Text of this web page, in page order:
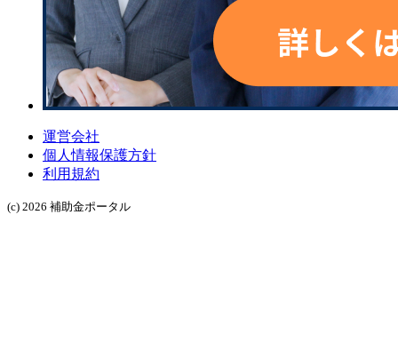
運営会社
個人情報保護方針
利用規約
(c) 2026 補助金ポータル